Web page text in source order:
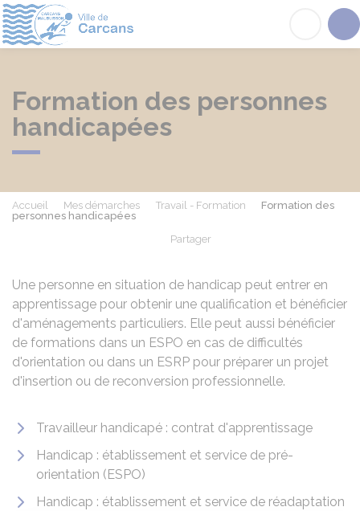
Formation des personnes
handicapées
Accueil Mes démarches Travail - Formation
Formation des
personnes handicapées
Partager
Une personne en situation de handicap peut entrer en
apprentissage pour obtenir une qualification et bénéficier
d'aménagements particuliers. Elle peut aussi bénéficier
de formations dans un ESPO en cas de difficultés
d'orientation ou dans un ESRP pour préparer un projet
d'insertion ou de reconversion professionnelle.
Travailleur handicapé : contrat d'apprentissage
Handicap : établissement et service de pré-
orientation (ESPO)
Handicap : établissement et service de réadaptation